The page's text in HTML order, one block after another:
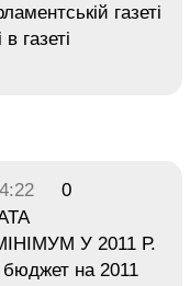
газеті
газеті
0
У 2011 Р.
на 2011